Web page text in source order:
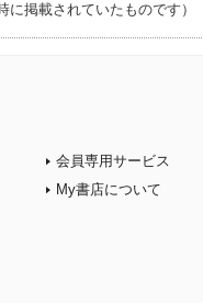
掲載されていたものです）
会員専用サービス
My書店について